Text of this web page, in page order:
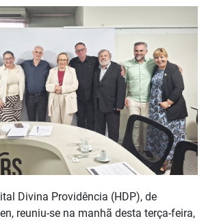
Divina Providência (HDP), de
reuniu-se na manhã desta terça-feira,